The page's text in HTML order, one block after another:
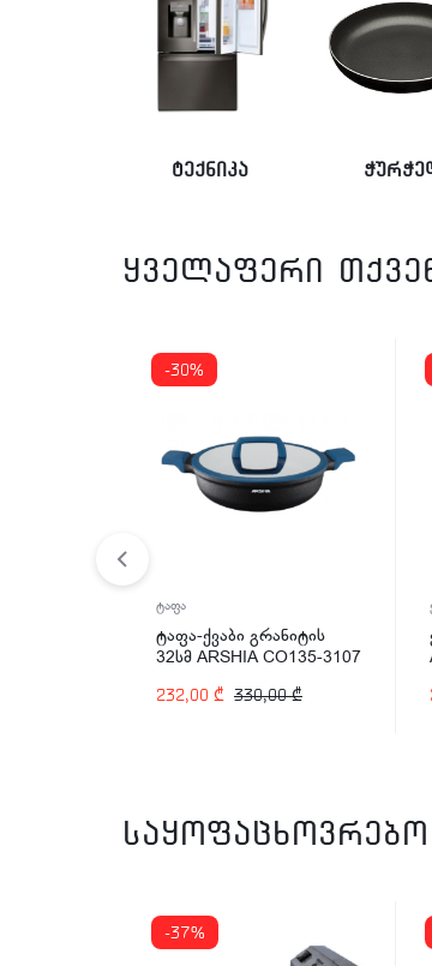
ტექნიკა
ყველაფერი
-30%
ტაფა
ტაფა-ქვაბი გრანიტის
32სმ ARSHIA CO135-3107
330,00₾
232,00 ₾
საყოფაცხოვრებო
-37%